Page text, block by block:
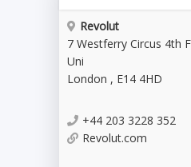
Revolut
7 Westferry Circus 4th
Uni
London , E14 4HD
+44 203 3228 352
Revolut.com